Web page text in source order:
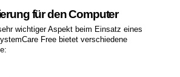
für den Computer
wichtiger Aspekt beim Einsatz eines
Free bietet verschiedene